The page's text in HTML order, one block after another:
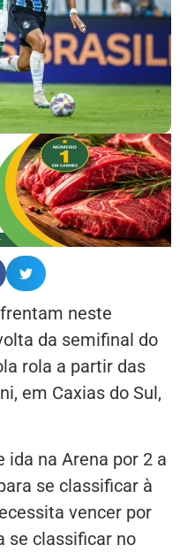
neste
da semifinal do
rola a partir das
em Caxias do Sul,
ida na Arena por 2 a
se classificar à
vencer por
se classificar no